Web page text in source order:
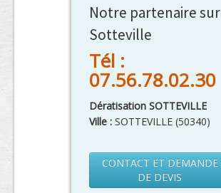
Notre partenaire sur
Sotteville
Tél :
07.56.78.02.30
Dératisation SOTTEVILLE
Ville : SOTTEVILLE (50340)
CONTACT ET DEMANDE
DE DEVIS